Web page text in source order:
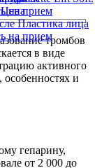
Цена
Пластика лица
на прием
на прием
тромбов
в виде
активного
особенностях и
гепарину,
от 2 000 до